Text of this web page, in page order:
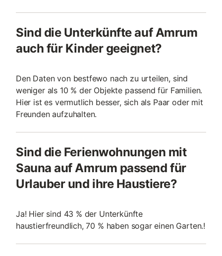
Sind die Unterkünfte auf Amrum
auch für Kinder geeignet?
Den Daten von bestfewo nach zu urteilen, sind
weniger als 10 % der Objekte passend für Familien.
Hier ist es vermutlich besser, sich als Paar oder mit
Freunden aufzuhalten.
Sind die Ferienwohnungen mit
Sauna auf Amrum passend für
Urlauber und ihre Haustiere?
Ja! Hier sind 43 % der Unterkünfte
haustierfreundlich, 70 % haben sogar einen Garten.!